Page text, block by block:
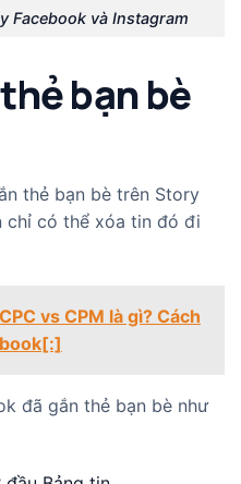
Facebook và Instagram
bạn bè
thẻ bạn bè trên Story
chỉ có thể xóa tin đó đi
vs CPM là gì? Cách
đã gắn thẻ bạn bè như